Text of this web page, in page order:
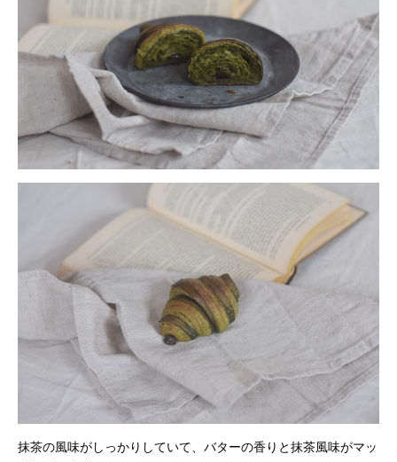
抹茶の風味がしっかりしていて、バターの香りと抹茶風味がマッ